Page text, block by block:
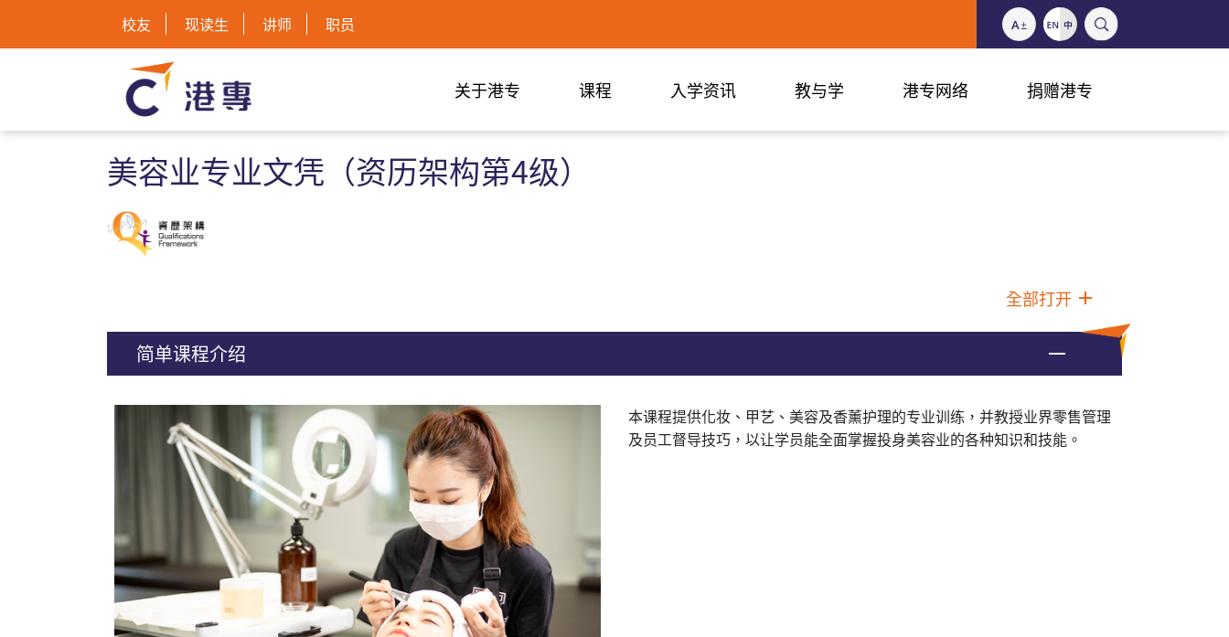
校友 现读生 讲师 职员
关于港专 课程 入学资讯 教与学 港专网络 捐赠港专
美容业专业文凭（资历架构第4级）
全部打开
简单课程介绍
本课程提供化妆、甲艺、美容及香薰护理的专业训练，并教授业界零售管理
及员工督导技巧，以让学员能全面掌握投身美容业的各种知识和技能。